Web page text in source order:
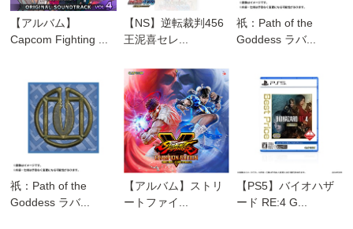
【アルバム】
Capcom Fighting ...
【NS】逆転裁判456
王泥喜セレ...
祇：Path of the
Goddess ラバ...
祇：Path of the
Goddess ラバ...
【アルバム】ストリ
ートファイ...
【PS5】バイオハザ
ード RE:4 G...